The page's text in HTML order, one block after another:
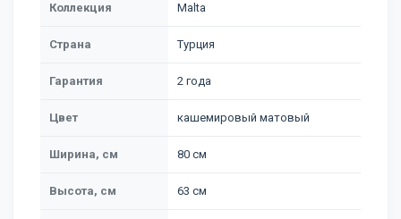
Коллекция Malta
Страна Турция
Гарантия 2 года
Цвет кашемировый матовый
Ширина, см 80 см
Высота, см 63 см